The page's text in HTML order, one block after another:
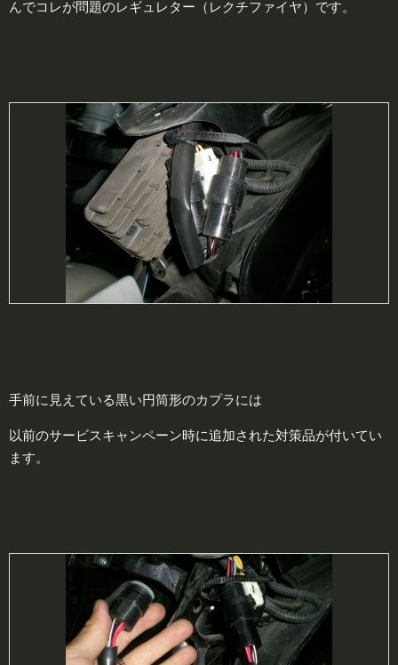
んでコレが問題のレギュレター（レクチファイヤ）です。
手前に見えている黒い円筒形のカプラには
以前のサービスキャンペーン時に追加された対策品が付いてい
ます。